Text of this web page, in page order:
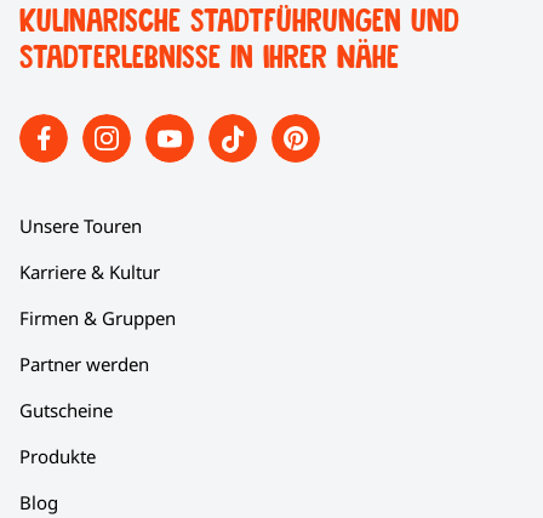
Kulinarische Stadtführungen und
Stadterlebnisse in Ihrer Nähe
Unsere Touren
Karriere & Kultur
Firmen & Gruppen
Partner werden
Gutscheine
Produkte
Blog